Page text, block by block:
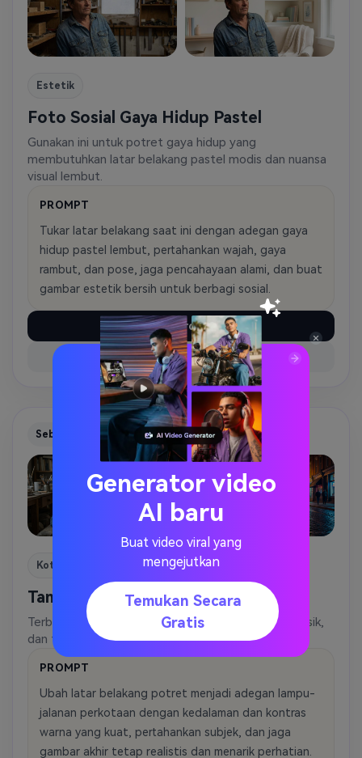
Estetik
Foto Sosial Gaya Hidup Pastel
Gunakan ini untuk potret gaya hidup yang
membutuhkan latar belakang pastel modis dan nuansa
visual lembut.
PROMPT
Tukar latar belakang saat ini dengan adegan gaya
hidup pastel lembut, pertahankan wajah, gaya
rambut, dan pose, jaga pencahayaan alami, dan buat
gambar estetik bersih untuk berbagi sosial.
Salin Prompt
Coba Prompt Ini ↗
Sebelum Sesudah
Kota
Tampilan Poster Jalanan Perkotaan
Terbaik untuk visual kreator yang berani, promo musik,
dan thumbnail sosial bergaya dengan energi kota.
PROMPT
Ubah latar belakang potret menjadi adegan lampu-
jalanan perkotaan dengan kedalaman dan kontras
warna yang kuat, pertahankan subjek, dan jaga
gambar akhir tetap realistis dan menarik perhatian.
Generator video
AI baru
Buat video viral yang
mengejutkan
Temukan Secara
Gratis